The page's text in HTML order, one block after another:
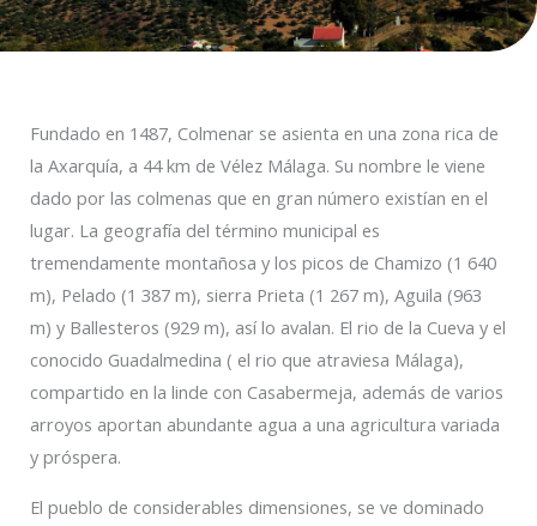
Fundado en 1487, Colmenar se asienta en una zona rica de
la Axarquía, a 44 km de Vélez Málaga. Su nombre le viene
dado por las colmenas que en gran número existían en el
lugar. La geografía del término municipal es
tremendamente montañosa y los picos de Chamizo (1 640
m), Pelado (1 387 m), sierra Prieta (1 267 m), Aguila (963
m) y Ballesteros (929 m), así lo avalan. El rio de la Cueva y el
conocido Guadalmedina ( el rio que atraviesa Málaga),
compartido en la linde con Casabermeja, además de varios
arroyos aportan abundante agua a una agricultura variada
y próspera.
El pueblo de considerables dimensiones, se ve dominado